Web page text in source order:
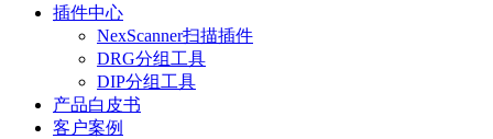
插件中心
NexScanner扫描插件
DRG分组工具
DIP分组工具
产品白皮书
客户案例